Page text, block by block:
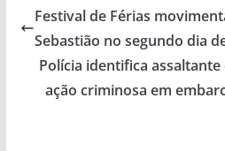
Festival de Férias
Sebastião no segundo dia
Polícia identifica
ação criminosa em